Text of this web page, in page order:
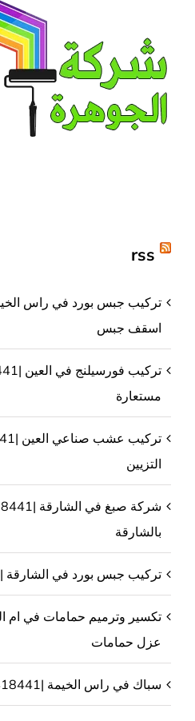
rss
اسقف جبس
مستعارة
التزيين
بالشارقة
تركيب جبس بورد في الشارقة |0503418441
عزل حمامات
سباك في راس الخيمة |0503418441